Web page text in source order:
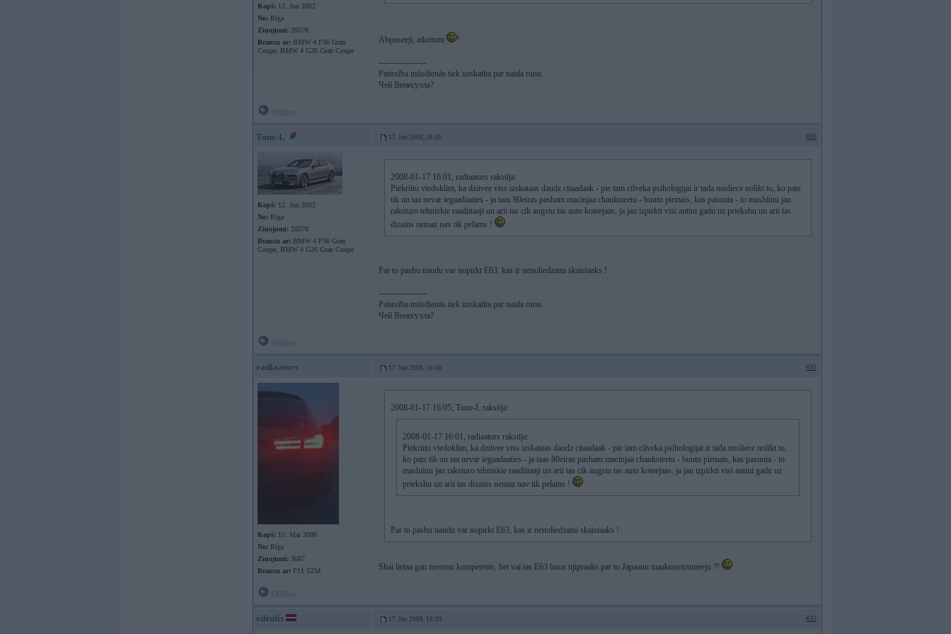
Kopš: 12. Jun 2002
No: Rīga
Ziņojumi: 20578
Braucu ar: BMW 4 F36 Gran
Coupe, BMW 4 G26 Gran Coupe
Abpuseeji, atkritum !
-----------------
Patiesība mūsdienās tiek uzskatīta par naida runu.
Чей Венесуэла?
Tune-L 17. Jan 2008, 16:05 #30
Kopš: 12. Jun 2002
No: Rīga
Ziņojumi: 20578
Braucu ar: BMW 4 F36 Gran
Coupe, BMW 4 G26 Gran Coupe
2008-01-17 16:01, radiaators rakstīja:
Piekriitu viedoklim, ka dziivee viss izskataas daudz citaadaak - pie tam cilveka psihologijai ir tada nosliece nolikt to, ko pats
tik un taa nevar iegaadaaties - ja taas 80eiras pasham macinjaa chauksteetu - buutu pirmais, kas pasuuta - to mashiinu jau
raksturo tehniskie raadiitaaji un arii tas cik augstu tas auto koteejaas, ja jau izpirkti visi autini gadu uz priekshu un arii tas
dizains nemaz nav tik pelams !
Par to pashu naudu var nopirkt E63, kas ir nenoliedzami skaistaaks !
-----------------
Patiesība mūsdienās tiek uzskatīta par naida runu.
Чей Венесуэла?
radiaators 17. Jan 2008, 16:08 #31
Kopš: 15. Mar 2006
No: Rīga
Ziņojumi: 3687
Braucu ar: F11 525d
2008-01-17 16:05, Tune-L rakstīja:
2008-01-17 16:01, radiaators rakstīja:
Piekriitu viedoklim, ka dziivee viss izskataas daudz citaadaak - pie tam cilveka psihologijai ir tada nosliece nolikt to,
ko pats tik un taa nevar iegaadaaties - ja taas 80eiras pasham macinjaa chauksteetu - buutu pirmais, kas pasuuta - to
mashiinu jau raksturo tehniskie raadiitaaji un arii tas cik augstu tas auto koteejaas, ja jau izpirkti visi autini gadu uz
priekshu un arii tas dizains nemaz nav tik pelams !
Par to pashu naudu var nopirkt E63, kas ir nenoliedzami skaistaaks !
Shai lietaa gan neesmu kompetents, bet vai tas E63 buus njipraaks par to Japaanu maakonstuumeeju ?!
edzulis 17. Jan 2008, 16:09 #32